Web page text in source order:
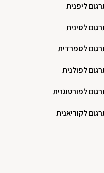
ליפנית
לסינית
לספרדית
לפולנית
לפורטוגזית
לקוריאנית